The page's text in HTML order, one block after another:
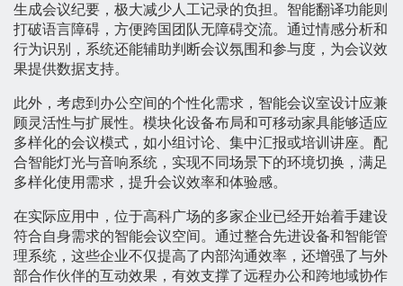
生成会议纪要，极大减少人工记录的负担。智能翻译功能则
打破语言障碍，方便跨国团队无障碍交流。通过情感分析和
行为识别，系统还能辅助判断会议氛围和参与度，为会议效
果提供数据支持。
此外，考虑到办公空间的个性化需求，智能会议室设计应兼
顾灵活性与扩展性。模块化设备布局和可移动家具能够适应
多样化的会议模式，如小组讨论、集中汇报或培训讲座。配
合智能灯光与音响系统，实现不同场景下的环境切换，满足
多样化使用需求，提升会议效率和体验感。
在实际应用中，位于高科广场的多家企业已经开始着手建设
符合自身需求的智能会议空间。通过整合先进设备和智能管
理系统，这些企业不仅提高了内部沟通效率，还增强了与外
部合作伙伴的互动效果，有效支撑了远程办公和跨地域协作